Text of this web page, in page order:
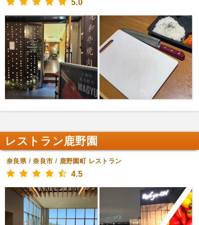
5.0
レストラン鹿野園
奈良県/奈良市 / 鹿野園町 レストラン
4.5